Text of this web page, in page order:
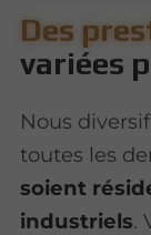
Des
variées
Nous
toutes les
soient
industriels.